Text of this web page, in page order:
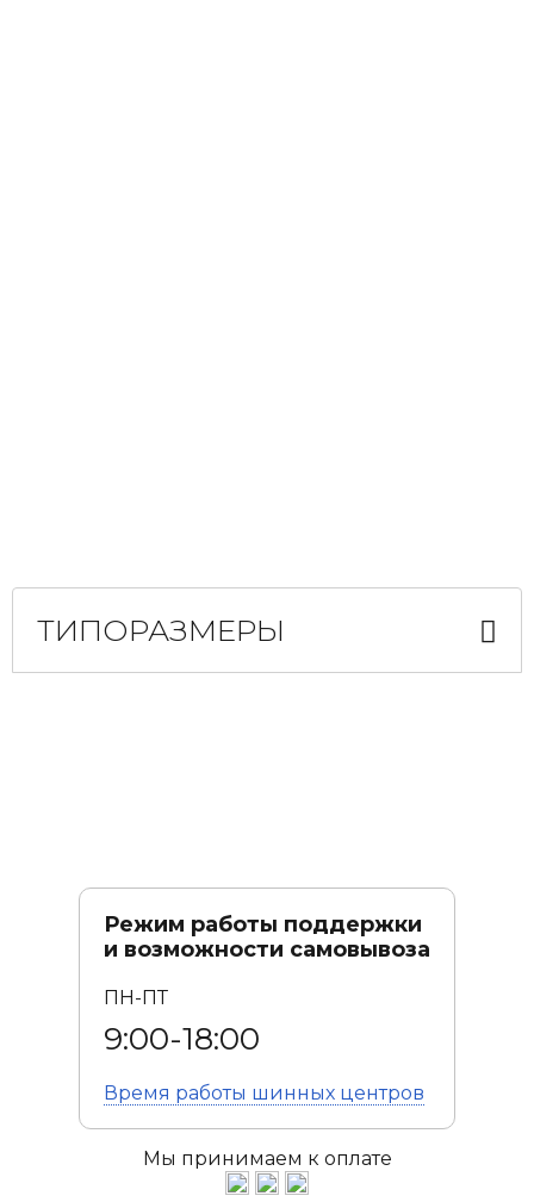
ТИПОРАЗМЕРЫ
Режим работы поддержки
и возможности самовывоза
ПН-ПТ
9:00-18:00
Время работы шинных центров
Мы принимаем к оплате